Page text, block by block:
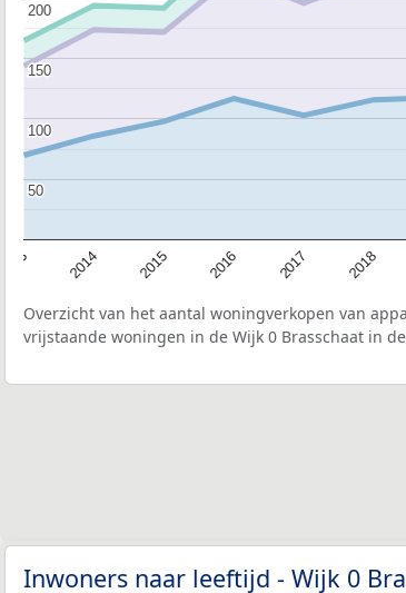
2014 2015 2016 2017 2018
50
50
100
100
150
150
200
200
Overzicht van het aantal woningverkopen van
vrijstaande woningen in de Wijk 0 Brasschaat in
Inwoners naar leeftijd - Wijk 0